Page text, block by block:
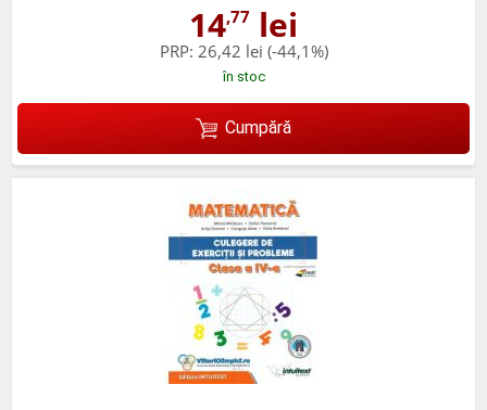
14,77 lei
PRP: 26,42 lei (-44,1%)
în stoc
Cumpără